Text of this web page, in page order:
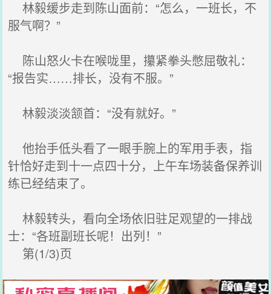
林毅缓步走到陈山面前：“怎么，一班长，不
服气啊？”
陈山怒火卡在喉咙里，攥紧拳头憋屈敬礼：
“报告实……排长，没有不服。”
林毅淡淡颔首：“没有就好。”
他抬手低头看了一眼手腕上的军用手表，指
针恰好走到十一点四十分，上午车场装备保养训
练已经结束了。
林毅转头，看向全场依旧驻足观望的一排战
士：“各班副班长呢！出列！”
第(1/3)页